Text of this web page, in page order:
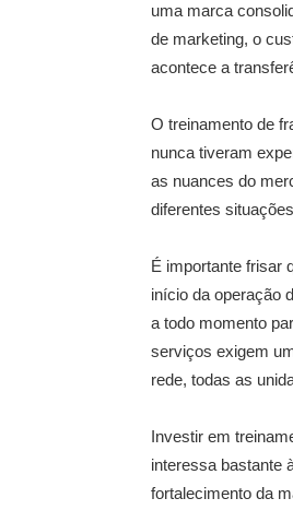
uma marca
de marketing, o
acontece a
O treinamento de
nunca tiveram
as nuances do
diferentes
É importante frisar
início da operação
a todo momento
serviços exigem
rede, todas as
Investir em
interessa bastante
fortalecimento da